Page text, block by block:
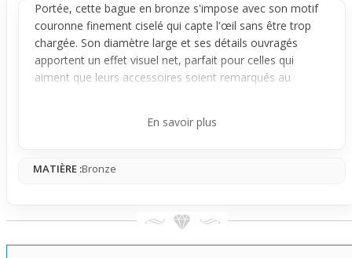
Portée, cette bague en bronze s'impose avec son motif
couronne finement ciselé qui capte l'œil sans être trop
chargée. Son diamètre large et ses détails ouvragés
apportent un effet visuel net, parfait pour celles qui
aiment que leurs accessoires soient remarqués au
apparence robuste. La finition bronze, chaude et
ses détails, donnant un bel équilibre entre un bijou voyant
En savoir plus
MATIÈRE :Bronze